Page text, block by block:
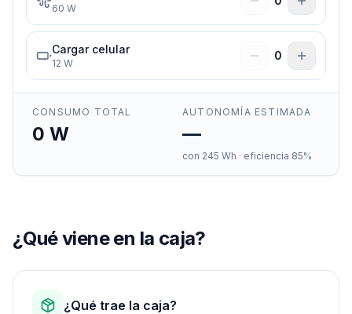
60 W
Cargar celular
12 W
0
CONSUMO TOTAL
0 W
AUTONOMÍA ESTIMADA
—
con 245 Wh · eficiencia 85%
¿Qué viene en la caja?
¿Qué trae la caja?